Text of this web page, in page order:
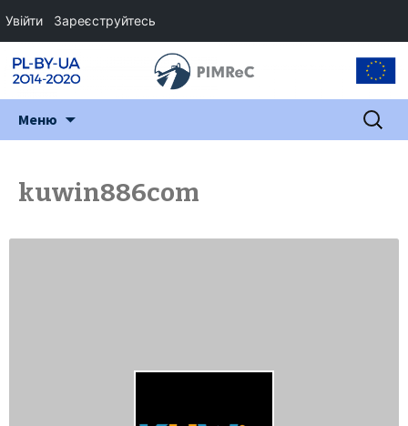
Меню Пошук:
kuwin886com
Увійти Зареєструйтесь